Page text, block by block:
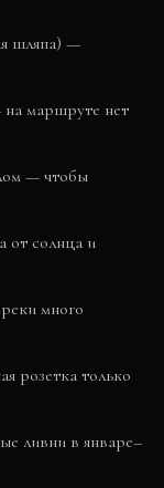
шляпа) —
маршруте нет
— чтобы
от солнца и
много
розетка только
ливни в январе–